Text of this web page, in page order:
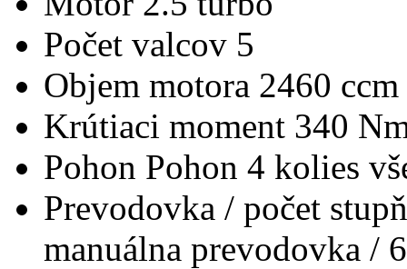
Počet valcov 5
Objem motora 2460 ccm
Krútiaci moment 340
Pohon Pohon 4 kolies
Prevodovka / počet
manuálna prevodovka / 6